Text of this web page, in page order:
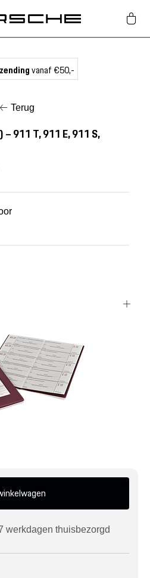
vanaf €50,-
Terug
911 T, 911 E, 911 S,
werkdagen thuisbezorgd